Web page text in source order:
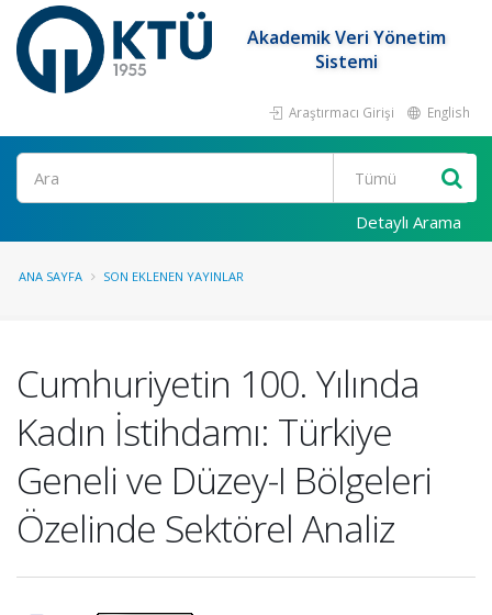
Akademik Veri Yönetim
Sistemi
Araştırmacı Girişi English
Ara
Detaylı Arama
ANA SAYFA SON EKLENEN YAYINLAR
Cumhuriyetin 100. Yılında
Kadın İstihdamı: Türkiye
Geneli ve Düzey-I Bölgeleri
Özelinde Sektörel Analiz